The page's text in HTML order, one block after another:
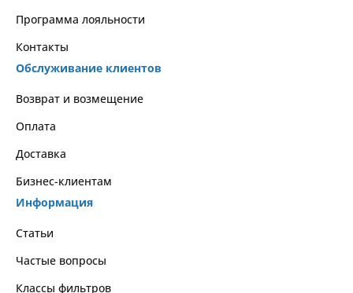
Программа лояльности
Контакты
Обслуживание клиентов
Возврат и возмещение
Оплата
Доставка
Бизнес-клиентам
Информация
Статьи
Частые вопросы
Классы фильтров